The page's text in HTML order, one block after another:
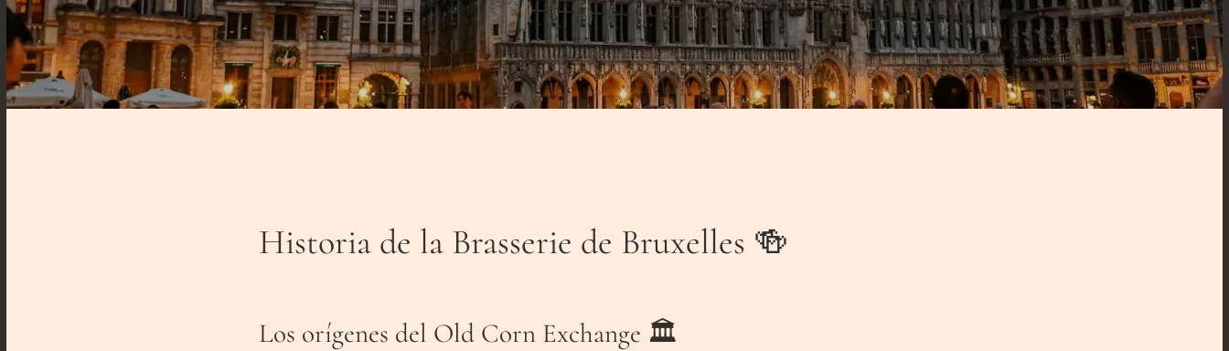
Historia de la Brasserie de Bruxelles 🍻
Los orígenes del Old Corn Exchange 🏛️